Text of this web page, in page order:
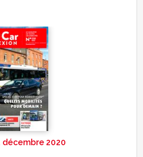
décembre 2020